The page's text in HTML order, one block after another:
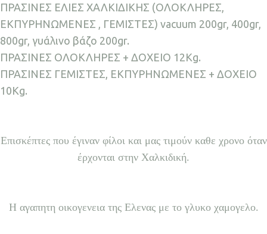
ΠΡΑΣΙΝΕΣ ΕΛΙΕΣ ΧΑΛΚΙΔΙΚΗΣ (ΟΛΟΚΛΗΡΕΣ,
ΕΚΠΥΡΗΝΩΜΕΝΕΣ , ΓΕΜΙΣΤΕΣ) vacuum 200gr, 400gr,
800gr, γυάλινο βάζο 200gr.
ΠΡΑΣΙΝΕΣ ΟΛΟΚΛΗΡΕΣ + ΔΟΧΕΙΟ 12Kg.
ΠΡΑΣΙΝΕΣ ΓΕΜΙΣΤΕΣ, ΕΚΠΥΡΗΝΩΜΕΝΕΣ + ΔΟΧΕΙΟ
10Kg.
Επισκέπτες που έγιναν φίλοι και μας τιμούν καθε χρονο όταν
έρχονται στην Χαλκιδική.
Η αγαπητη οικογενεια της Ελενας με το γλυκο χαμογελο.